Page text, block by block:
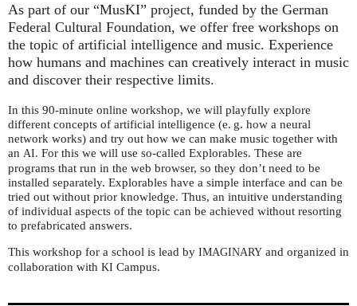
As part of our “MusKI” project, funded by the German
Federal Cultural Foundation, we offer free workshops on
the topic of artificial intelligence and music. Experience
how humans and machines can creatively interact in music
and discover their respective limits.
In this 90-minute online workshop, we will playfully explore
different concepts of artificial intelligence (e. g. how a neural
network works) and try out how we can make music together with
an AI. For this we will use so-called Explorables. These are
programs that run in the web browser, so they don’t need to be
installed separately. Explorables have a simple interface and can be
tried out without prior knowledge. Thus, an intuitive understanding
of individual aspects of the topic can be achieved without resorting
to prefabricated answers.
This workshop for a school is lead by IMAGINARY and organized in
collaboration with KI Campus.